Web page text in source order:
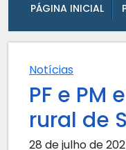
PÁGINA INICIAL
Notícias
PF e
rural de
28 de julho de